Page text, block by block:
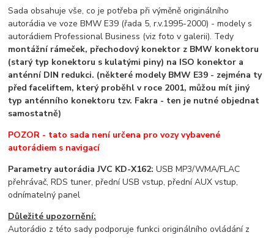
Sada obsahuje vše, co je potřeba při výměně originálního
autorádia ve voze BMW E39 (řada 5, r.v.1995-2000) - modely s
autorádiem Professional Business (viz foto v galerii). Tedy
montážní rámeček, přechodový konektor z BMW konektoru
(starý typ konektoru s kulatými piny) na ISO konektor a
anténní DIN redukci. (některé modely BMW E39 - zejména ty
před faceliftem, který proběhl v roce 2001, můžou mít jiný
typ anténního konektoru tzv. Fakra - ten je nutné objednat
samostatně)
POZOR - tato sada není určena pro vozy vybavené
autorádiem s navigací
Parametry autorádia JVC KD-X162:USB MP3/WMA/FLAC
přehrávač, RDS tuner, přední USB vstup, přední AUX vstup,
odnímatelný panel
Důležité upozornění:
Autorádio z této sady podporuje funkci originálního ovládání z